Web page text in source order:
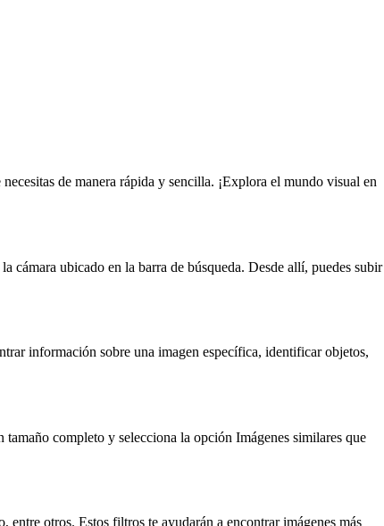
de manera rápida y sencilla. ¡Explora el mundo visual en
cámara ubicado en la barra de búsqueda. Desde allí, puedes subir
información sobre una imagen específica, identificar objetos,
completo y selecciona la opción Imágenes similares que
otros. Estos filtros te ayudarán a encontrar imágenes más